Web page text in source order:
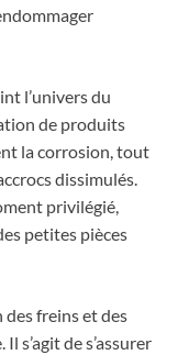
l’univers du
de produits
la corrosion, tout
dissimulés.
privilégié,
petites pièces
des freins et des
s’agit de s’assurer